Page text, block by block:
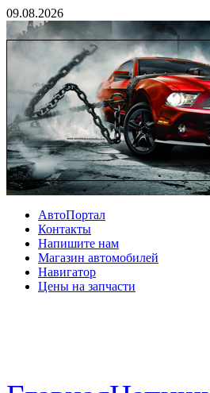
09.08.2026
АвтоПортал
Контакты
Напишите нам
Магазин автомобилей
Навигатор
Цены на запчасти